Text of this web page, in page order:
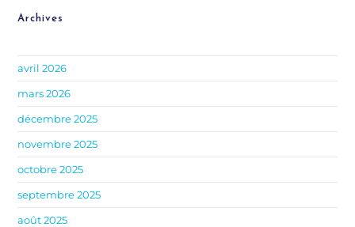
Archives
avril 2026
mars 2026
décembre 2025
novembre 2025
octobre 2025
septembre 2025
août 2025